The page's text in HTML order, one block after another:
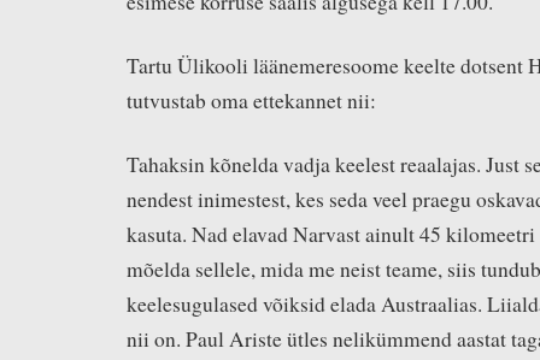
Tartu Ülikooli läänemeresoome keelte dotsent
tutvustab oma ettekannet nii:
Tahaksin kõnelda vadja keelest reaalajas. Just
nendest inimestest, kes seda veel praegu
kasuta. Nad elavad Narvast ainult 45
mõelda sellele, mida me neist teame, siis
keelesugulased võiksid elada Austraalias.
nii on. Paul Ariste ütles nelikümmend aastat